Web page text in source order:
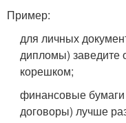
Пример:
для личных
дипломы) заведите
корешком;
финансовые бумаги
договоры) лучше